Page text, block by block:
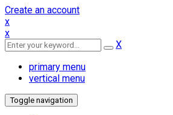
Create an account
x
x
X
primary menu
vertical menu
Toggle navigation